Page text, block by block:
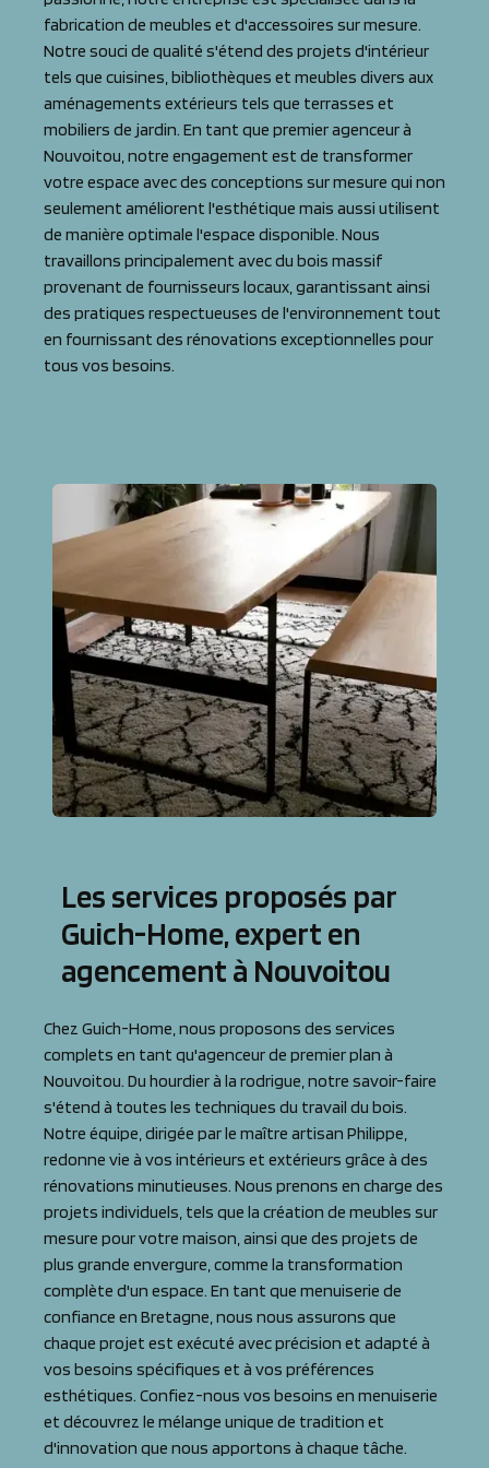
fabrication de meubles et d'accessoires sur mesure.
Notre souci de qualité s'étend des projets d'intérieur
tels que cuisines, bibliothèques et meubles divers aux
aménagements extérieurs tels que terrasses et
mobiliers de jardin. En tant que premier agenceur à
Nouvoitou, notre engagement est de transformer
votre espace avec des conceptions sur mesure qui non
seulement améliorent l'esthétique mais aussi utilisent
de manière optimale l'espace disponible. Nous
travaillons principalement avec du bois massif
provenant de fournisseurs locaux, garantissant ainsi
des pratiques respectueuses de l'environnement tout
en fournissant des rénovations exceptionnelles pour
tous vos besoins.
Les services proposés par
Guich-Home, expert en
agencement à Nouvoitou
Chez Guich-Home, nous proposons des services
complets en tant qu'agenceur de premier plan à
Nouvoitou. Du hourdier à la rodrigue, notre savoir-faire
s'étend à toutes les techniques du travail du bois.
Notre équipe, dirigée par le maître artisan Philippe,
redonne vie à vos intérieurs et extérieurs grâce à des
rénovations minutieuses. Nous prenons en charge des
projets individuels, tels que la création de meubles sur
mesure pour votre maison, ainsi que des projets de
plus grande envergure, comme la transformation
complète d'un espace. En tant que menuiserie de
confiance en Bretagne, nous nous assurons que
chaque projet est exécuté avec précision et adapté à
vos besoins spécifiques et à vos préférences
esthétiques. Confiez-nous vos besoins en menuiserie
et découvrez le mélange unique de tradition et
d'innovation que nous apportons à chaque tâche.